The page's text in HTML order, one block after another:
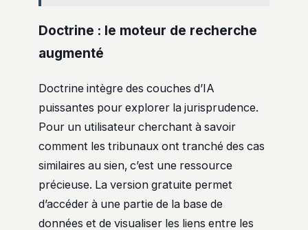
Doctrine : le moteur de recherche
augmenté
Doctrine intègre des couches d’IA
puissantes pour explorer la jurisprudence.
Pour un utilisateur cherchant à savoir
comment les tribunaux ont tranché des cas
similaires au sien, c’est une ressource
précieuse. La version gratuite permet
d’accéder à une partie de la base de
données et de visualiser les liens entre les